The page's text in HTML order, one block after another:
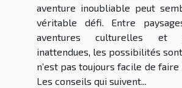
aventure inoubliable peut
véritable défi. Entre
aventures culturelles et
inattendues, les possibilités
n’est pas toujours facile de faire
Les conseils qui suivent...